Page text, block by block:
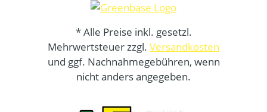
* Alle Preise inkl. gesetzl.
Mehrwertsteuer zzgl. Versandkosten
und ggf. Nachnahmegebühren, wenn
nicht anders angegeben.